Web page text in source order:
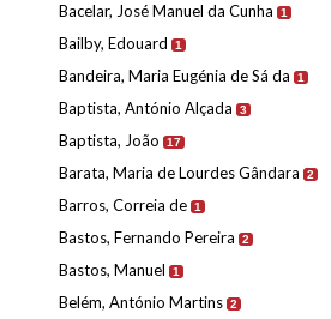
Bacelar, José Manuel da Cunha 1
Bailby, Edouard 1
Bandeira, Maria Eugénia de Sá da 1
Baptista, António Alçada 3
Baptista, João 17
Barata, Maria de Lourdes Gândara 2
Barros, Correia de 1
Bastos, Fernando Pereira 2
Bastos, Manuel 1
Belém, António Martins 2